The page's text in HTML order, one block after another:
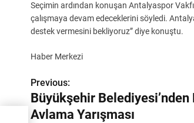
Seçimin ardından konuşan Antalyaspor
çalışmaya devam edeceklerini söyledi.
destek vermesini bekliyoruz” diye konuştu.
Haber Merkezi
Y
a
Previous:
Büyükşehir Belediyesi’nden
Avlama Yarışması